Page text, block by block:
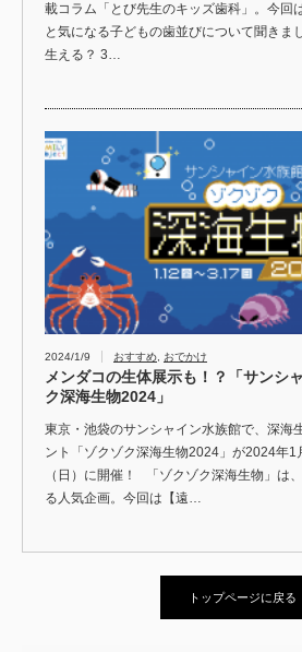
載コラム「とび先生のキッズ歯科」。今回
と気になる子どもの歯並びについて聞きま
生える？ 3…
2024/1/9 おすすめ おでかけ
メンダコの生体展示も！？「サンシ
ク深海生物2024」
東京・池袋のサンシャイン水族館で、深海
ント「ゾクゾク深海生物2024」が2024年1
（日）に開催！ 「ゾクゾク深海生物」は
る人気企画。今回は【遠…
トップページに戻る